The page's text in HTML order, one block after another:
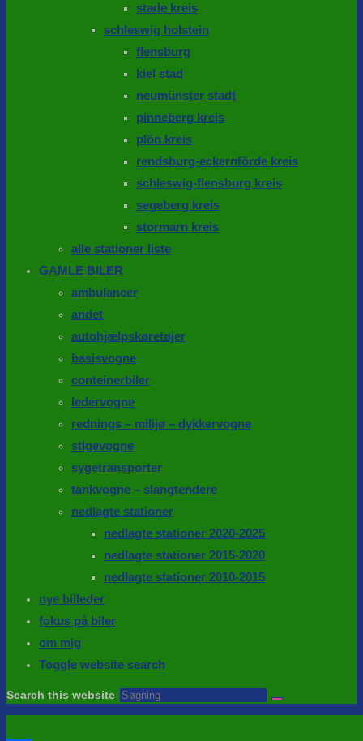
stade kreis
schleswig holstein
flensburg
kiel stad
neumünster stadt
pinneberg kreis
plön kreis
rendsburg-eckernförde kreis
schleswig-flensburg kreis
segeberg kreis
stormarn kreis
alle stationer liste
GAMLE BILER
ambulancer
andet
autohjælpskøretøjer
basisvogne
conteinerbiler
ledervogne
rednings – milijø – dykkervogne
stigevogne
sygetransporter
tankvogne – slangtendere
nedlagte stationer
nedlagte stationer 2020-2025
nedlagte stationer 2015-2020
nedlagte stationer 2010-2015
nye billeder
fokus på biler
om mig
Toggle website search
Search this website